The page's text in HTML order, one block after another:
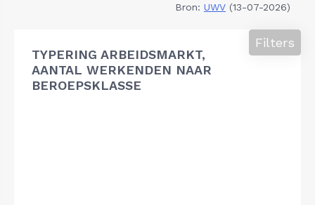
Bron: UWV (13-07-2026)
TYPERING ARBEIDSMARKT,
AANTAL WERKENDEN NAAR
BEROEPSKLASSE
Filters